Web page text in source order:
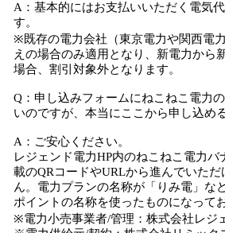
A：基本的にはお支払いいただく電気
す。
※既存の電力会社（東京電力や関西電
えの場合のみ適用となり、新電力から
場合、割引対象外となります。
Q：申し込みフォームにねこねこ電力
いのですが、本当にここから申し込め
A：ご安心ください。
レジェンド電力HP内のねこねこ電力
載のQRコードやURLから進んでいた
ん。電力プランの名称が「りみ電」な
ポイントの名称を使ったものになって
※電力小売事業者/管理：株式会社レジ